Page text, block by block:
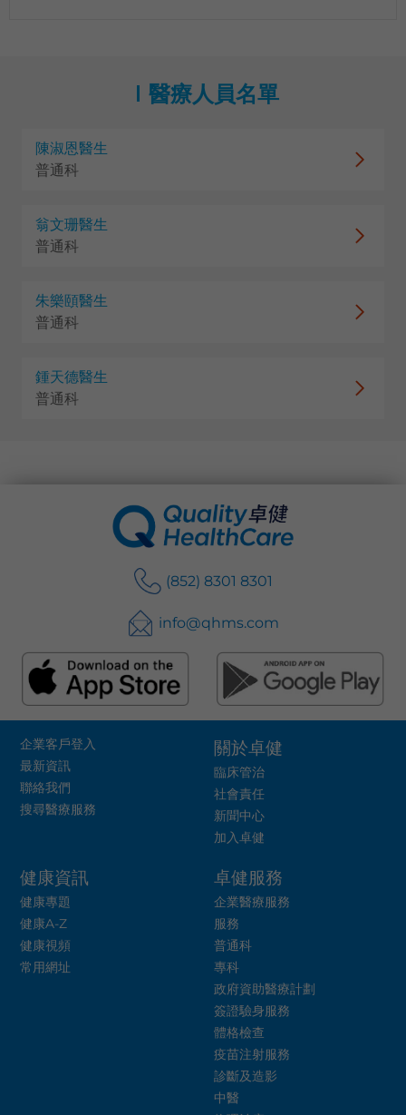
醫療人員名單
陳淑恩醫生
普通科
翁文珊醫生
普通科
朱樂頤醫生
普通科
鍾天德醫生
普通科
(852) 8301 8301
info@qhms.com
企業客戶登入
最新資訊
聯絡我們
搜尋醫療服務
關於卓健
臨床管治
社會責任
新聞中心
加入卓健
健康資訊
健康專題
健康A-Z
健康視頻
常用網址
卓健服務
企業醫療服務
服務
普通科
專科
政府資助醫療計劃
簽證驗身服務
體格檢查
疫苗注射服務
診斷及造影
中醫